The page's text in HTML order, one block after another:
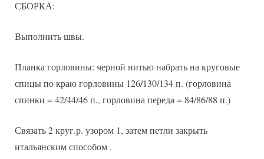
СБОРКА:
Выполнить швы.
Планка горловины: черной нитью набрать на круговые
спицы по краю горловины 126/130/134 п. (горловина
спинки = 42/44/46 п., горловина переда = 84/86/88 п.)
Связать 2 круг.р. узором 1, затем петли закрыть
итальянским способом .